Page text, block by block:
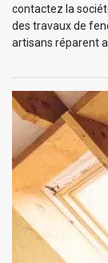
contactez la
des travaux de
artisans réparent